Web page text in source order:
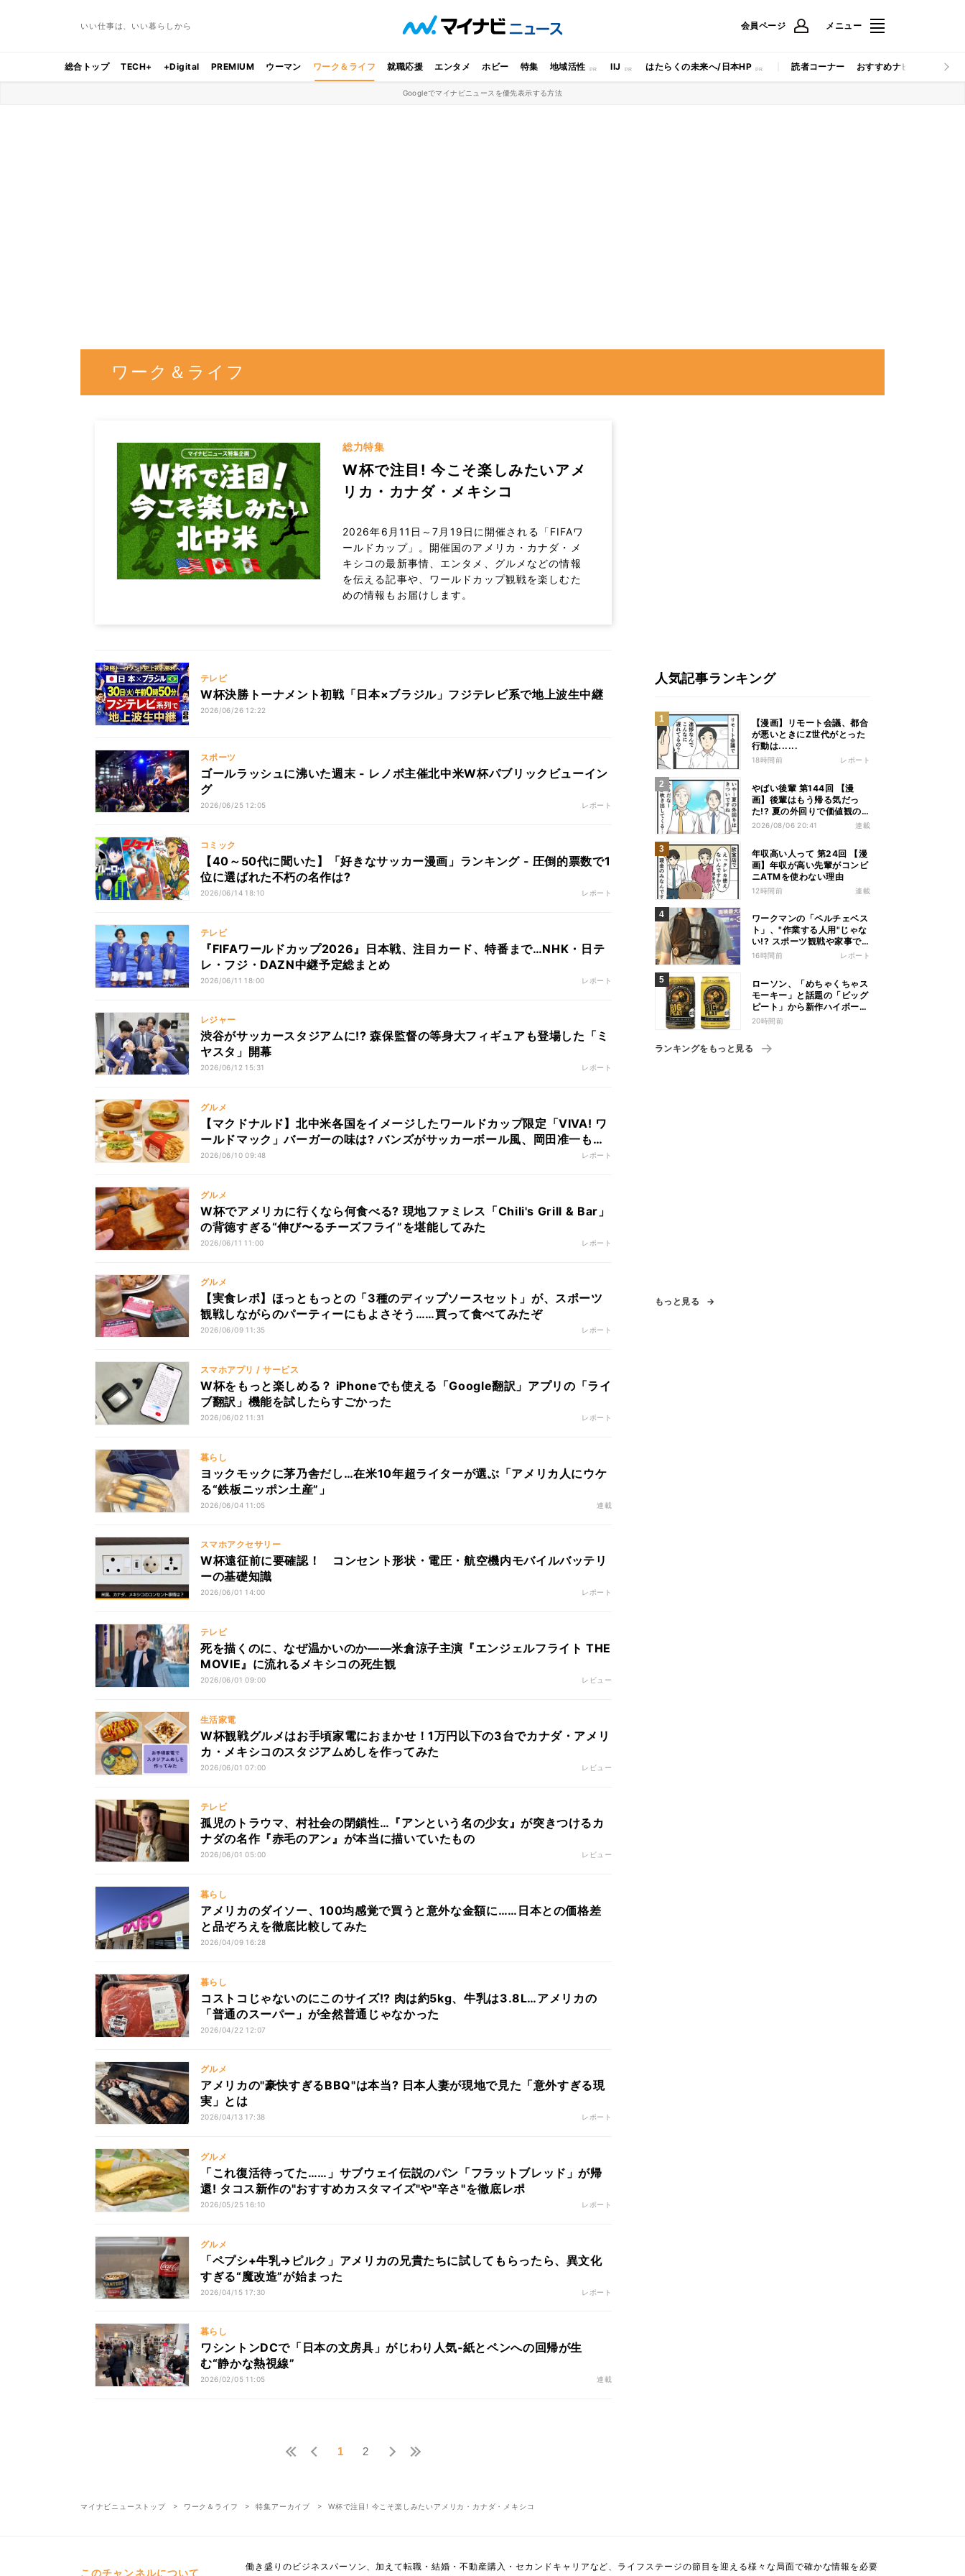
いい仕事は、いい暮らしから 会員ページ メニュー
総合トップ TECH+ +Digital PREMIUM ウーマン ワーク＆ライフ 就職応援 エンタメ ホビー 特集 地域活性 IIJ はたらくの未来へ/日本HP 読者コーナー おすすめナビ マイナビ
Googleでマイナビニュースを優先表示する方法
ワーク＆ライフ
総力特集
W杯で注目! 今こそ楽しみたいアメ
リカ・カナダ・メキシコ
2026年6月11日～7月19日に開催される「FIFAワ
ールドカップ」。開催国のアメリカ・カナダ・メ
キシコの最新事情、エンタメ、グルメなどの情報
を伝える記事や、ワールドカップ観戦を楽しむた
めの情報もお届けします。
テレビ
W杯決勝トーナメント初戦「日本×ブラジル」フジテレビ系で地上波生中継
2026/06/26 12:22
スポーツ
ゴールラッシュに沸いた週末 - レノボ主催北中米W杯パブリックビューイン
グ
2026/06/25 12:05 レポート
コミック
【40～50代に聞いた】「好きなサッカー漫画」ランキング - 圧倒的票数で1
位に選ばれた不朽の名作は?
2026/06/14 18:10 レポート
テレビ
『FIFAワールドカップ2026』日本戦、注目カード、特番まで…NHK・日テ
レ・フジ・DAZN中継予定総まとめ
2026/06/11 18:00 レポート
レジャー
渋谷がサッカースタジアムに!? 森保監督の等身大フィギュアも登場した「ミ
ヤスタ」開幕
2026/06/12 15:31 レポート
グルメ
【マクドナルド】北中米各国をイメージしたワールドカップ限定「VIVA! ワ
ールドマック」バーガーの味は? バンズがサッカーボール風、岡田准一も絶
賛
2026/06/10 09:48 レポート
グルメ
W杯でアメリカに行くなら何食べる? 現地ファミレス「Chili's Grill & Bar」
の背徳すぎる“伸び〜るチーズフライ”を堪能してみた
2026/06/11 11:00 レポート
グルメ
【実食レポ】ほっともっとの「3種のディップソースセット」が、スポーツ
観戦しながらのパーティーにもよさそう……買って食べてみたぞ
2026/06/09 11:35 レポート
スマホアプリ / サービス
W杯をもっと楽しめる？ iPhoneでも使える「Google翻訳」アプリの「ライ
ブ翻訳」機能を試したらすごかった
2026/06/02 11:31 レポート
暮らし
ヨックモックに茅乃舎だし…在米10年超ライターが選ぶ「アメリカ人にウケ
る“鉄板ニッポン土産”」
2026/06/04 11:05 連載
スマホアクセサリー
W杯遠征前に要確認！ コンセント形状・電圧・航空機内モバイルバッテリ
ーの基礎知識
2026/06/01 14:00 レポート
テレビ
死を描くのに、なぜ温かいのか――米倉涼子主演『エンジェルフライト THE
MOVIE』に流れるメキシコの死生観
2026/06/01 09:00 レビュー
生活家電
W杯観戦グルメはお手頃家電におまかせ！1万円以下の3台でカナダ・アメリ
カ・メキシコのスタジアムめしを作ってみた
2026/06/01 07:00 レビュー
テレビ
孤児のトラウマ、村社会の閉鎖性…『アンという名の少女』が突きつけるカ
ナダの名作『赤毛のアン』が本当に描いていたもの
2026/06/01 05:00 レビュー
暮らし
アメリカのダイソー、100均感覚で買うと意外な金額に……日本との価格差
と品ぞろえを徹底比較してみた
2026/04/09 16:28
暮らし
コストコじゃないのにこのサイズ!? 肉は約5kg、牛乳は3.8L…アメリカの
「普通のスーパー」が全然普通じゃなかった
2026/04/22 12:07
グルメ
アメリカの"豪快すぎるBBQ"は本当? 日本人妻が現地で見た「意外すぎる現
実」とは
2026/04/13 17:38 レポート
グルメ
「これ復活待ってた……」サブウェイ伝説のパン「フラットブレッド」が帰
還! タコス新作の"おすすめカスタマイズ"や"辛さ"を徹底レポ
2026/05/25 16:10 レポート
グルメ
「ペプシ+牛乳→ピルク」アメリカの兄貴たちに試してもらったら、異文化
すぎる“魔改造”が始まった
2026/04/15 17:30 レポート
暮らし
ワシントンDCで「日本の文房具」がじわり人気‐紙とペンへの回帰が生
む“静かな熱視線”
2026/02/05 11:05 連載
1 2
人気記事ランキング
【漫画】リモート会議、都合
が悪いときにZ世代がとった
行動は......
18時間前 レポート
やばい後輩 第144回 【漫
画】後輩はもう帰る気だっ
た!? 夏の外回りで価値観の
違いを実感
2026/08/06 20:41 連載
年収高い人って 第24回 【漫
画】年収が高い先輩がコンビ
ニATMを使わない理由
12時間前 連載
ワークマンの「ペルチェベス
ト」、"作業する人用"じゃな
い!? スポーツ観戦や家事で
の熱中症&冷え対策に――話
16時間前 レポート
ローソン、「めちゃくちゃス
モーキー」と話題の「ビッグ
ピート」から新作ハイボール
缶＆ミニボトル発売
20時間前
ランキングをもっと見る
もっと見る
マイナビニューストップ ワーク＆ライフ 特集アーカイブ W杯で注目! 今こそ楽しみたいアメリカ・カナダ・メキシコ
このチャンネルについて
働き盛りのビジネスパーソン、加えて転職・結婚・不動産購入・セカンドキャリアなど、ライフステージの節目を迎える様々な局面で確かな情報を必要